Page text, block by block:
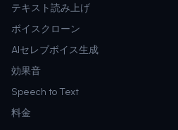
テキスト読み上げ
ボイスクローン
AIセレブボイス生成
効果音
Speech to Text
料金